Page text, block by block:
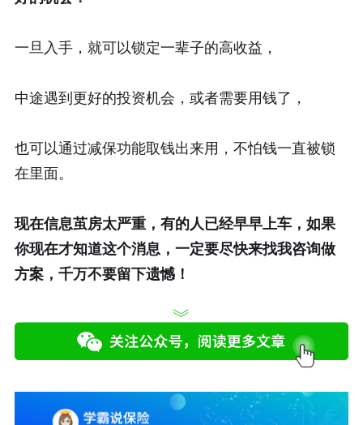
一旦入手，就可以锁定一辈子的高收益，
中途遇到更好的投资机会，或者需要用钱了，
也可以通过减保功能取钱出来用，不怕钱一直被锁
在里面。
现在信息茧房太严重，有的人已经早早上车，如果
你现在才知道这个消息，一定要尽快来找我咨询做
方案，千万不要留下遗憾！